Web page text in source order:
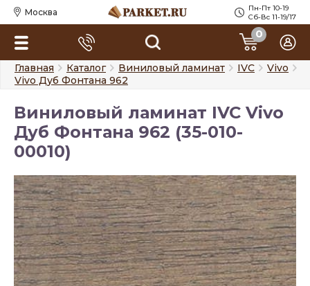
Москва
Пн-Пт 10-19
Сб-Вс 11-19/17
0
Главная Каталог Виниловый ламинат IVC
Vivo
Vivo Дуб Фонтана 962
Виниловый ламинат IVC Vivo
Дуб Фонтана 962 (35-010-
00010)